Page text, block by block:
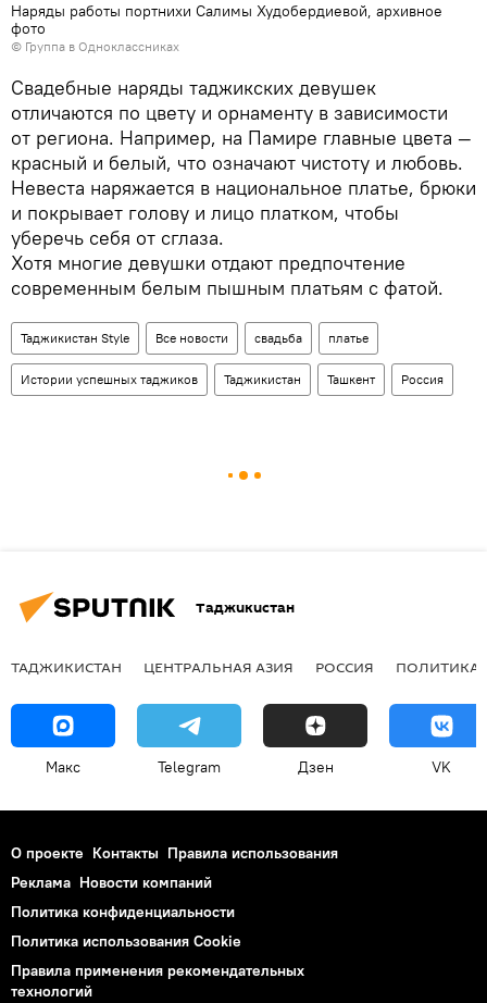
Наряды работы портнихи Салимы Худобердиевой, архивное
фото
© Группа в Одноклассниках
Свадебные наряды таджикских девушек
отличаются по цвету и орнаменту в зависимости
от региона. Например, на Памире главные цвета —
красный и белый, что означают чистоту и любовь.
Невеста наряжается в национальное платье, брюки
и покрывает голову и лицо платком, чтобы
уберечь себя от сглаза.
Хотя многие девушки отдают предпочтение
современным белым пышным платьям с фатой.
Таджикистан Style Все новости свадьба платье
Истории успешных таджиков Таджикистан Ташкент Россия
Таджикистан
ТАДЖИКИСТАН ЦЕНТРАЛЬНАЯ АЗИЯ РОССИЯ ПОЛИТИКА
Макс Telegram Дзен VK
О проекте Контакты Правила использования
Реклама Новости компаний
Политика конфиденциальности
Политика использования Cookie
Правила применения рекомендательных
технологий